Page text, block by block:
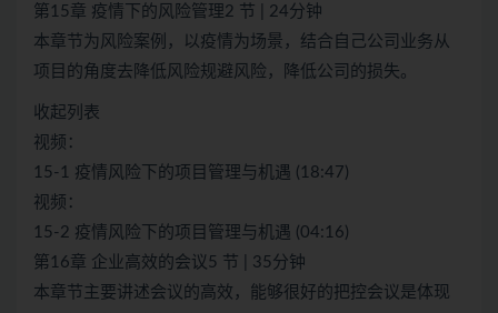
第15章 疫情下的风险管理2 节 | 24分钟
本章节为风险案例，以疫情为场景，结合自己公司业务从
项目的角度去降低风险规避风险，降低公司的损失。
收起列表
视频：
15-1 疫情风险下的项目管理与机遇 (18:47)
视频：
15-2 疫情风险下的项目管理与机遇 (04:16)
第16章 企业高效的会议5 节 | 35分钟
本章节主要讲述会议的高效，能够很好的把控会议是体现